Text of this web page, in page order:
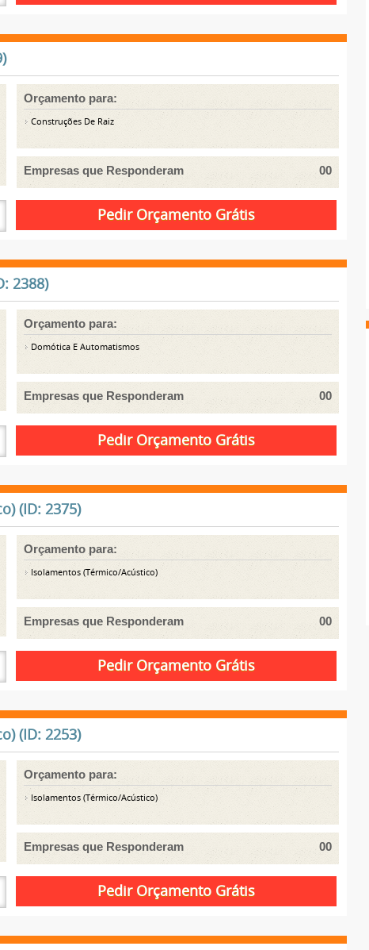
Orçamento para:
Construções De Raiz
Empresas que Responderam 00
2388)
Orçamento para:
Domótica E Automatismos
Empresas que Responderam 00
(ID: 2375)
Orçamento para:
Isolamentos (Térmico/Acústico)
Empresas que Responderam 00
(ID: 2253)
Orçamento para:
Isolamentos (Térmico/Acústico)
Empresas que Responderam 00